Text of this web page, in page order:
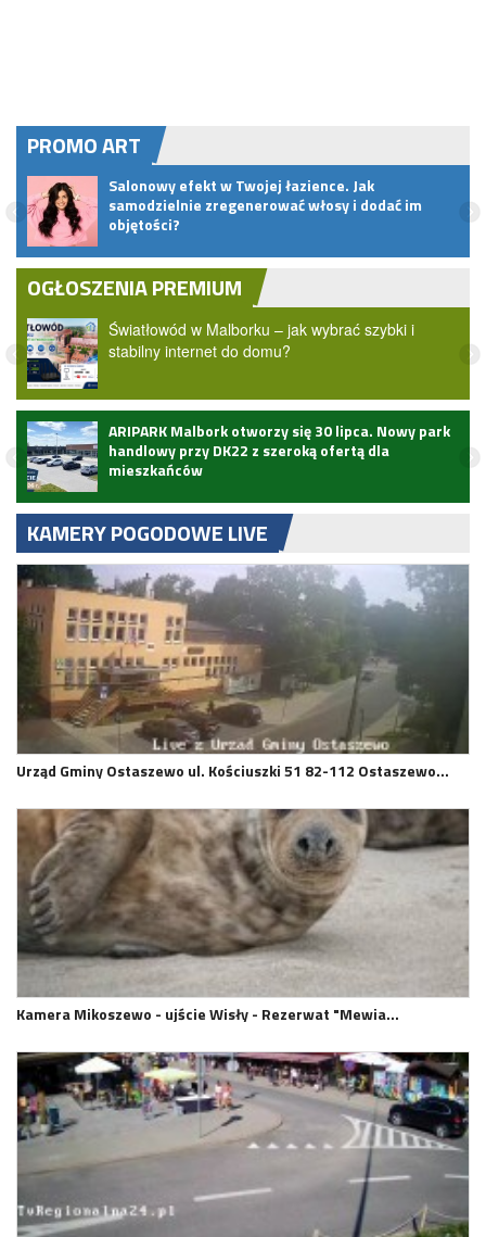
PROMO ART
Salonowy efekt w Twojej łazience. Jak
samodzielnie zregenerować włosy i dodać im
objętości?
OGŁOSZENIA PREMIUM
Światłowód w Malborku – jak wybrać szybki i
stabilny internet do domu?
ARIPARK Malbork otworzy się 30 lipca. Nowy park
handlowy przy DK22 z szeroką ofertą dla
mieszkańców
KAMERY POGODOWE LIVE
Urząd Gminy Ostaszewo ul. Kościuszki 51 82-112 Ostaszewo…
Kamera Mikoszewo - ujście Wisły - Rezerwat "Mewia…